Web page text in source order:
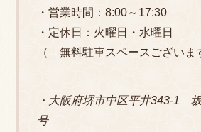
・営業時間：8:00～17:30
・定休日：火曜日・水曜日
（ 無料駐車スペースございま
・大阪府堺市中区平井343-1
号